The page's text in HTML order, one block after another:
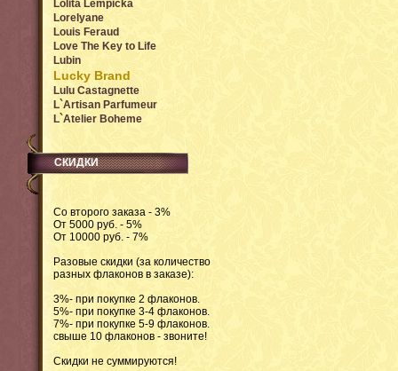
Lolita Lempicka
Lorelyane
Louis Feraud
Love The Key to Life
Lubin
Lucky Brand
Lulu Castagnette
L`Artisan Parfumeur
L`Atelier Boheme
СКИДКИ
Со второго заказа - 3%
От 5000 руб. - 5%
От 10000 руб. - 7%
Разовые скидки (за количество
разных флаконов в заказе):
3%- при покупке 2 флаконов.
5%- при покупке 3-4 флаконов.
7%- при покупке 5-9 флаконов.
свыше 10 флаконов - звоните!
Скидки не суммируются!